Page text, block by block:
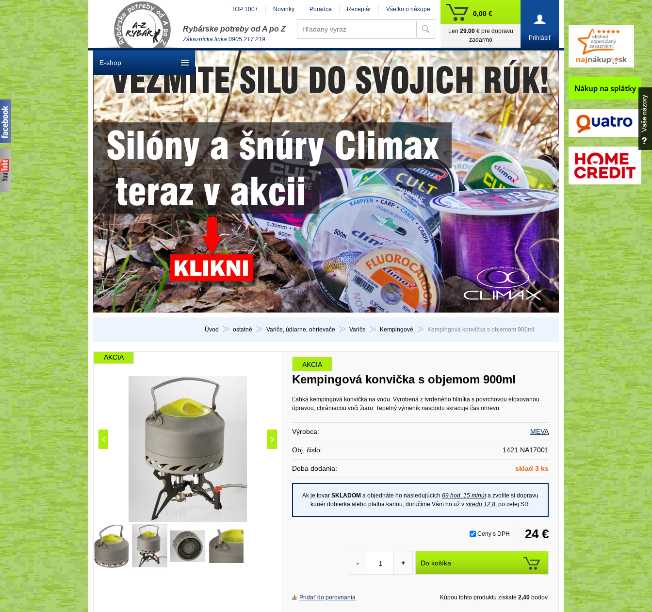
Rybárske potreby od A po Z
Zákaznícka linka 0905 217 219 Prihlásiť
0,00 €
Len 29.00€ pre dopravu
zadarmo
Úvod ostatné Variče, údiarne, ohrievače Variče Kempingové Kempingová konvička s objemom 900ml
AKCIA
Kempingová konvička s objemom 900ml
Ľahká kempingová konvička na vodu. Vyrobená z tvrdeného hliníka s povrchovou eloxovanou
úpravou, chrániacou voči žiaru. Tepelný výmeník naspodu skracuje čas ohrevu
Výrobca: MEVA
Obj. čislo: 1421 NA17001
Doba dodania: sklad 3 ks
Ak je tovar SKLADOM a objednáte ho nasledujúcich 69 hod. 15 minúta zvolíte si dopravu
kuriér dobierka alebo platba kartou, doručíme Vám ho už v stredu 12.8. po celej SR.
Ceny s DPH 24 €
Do košíka
- +
Pridať do porovnania Kúpou tohto produktu získate 2,40 bodov.
AKCIA
E-shop
TOP 100+ Novinky Poradca Receptár Všetko o nákupe